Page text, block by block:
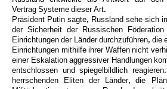
Vertrag Systeme dieser Art.
Präsident Putin sagte, Russland sehe sich
der Sicherheit der Russischen
Einrichtungen der Länder durchzuführen, die
Einrichtungen mithilfe ihrer Waffen nicht
einer Eskalation aggressiver Handlungen
entschlossen und spiegelbildlich
herrschenden Eliten der Länder, die